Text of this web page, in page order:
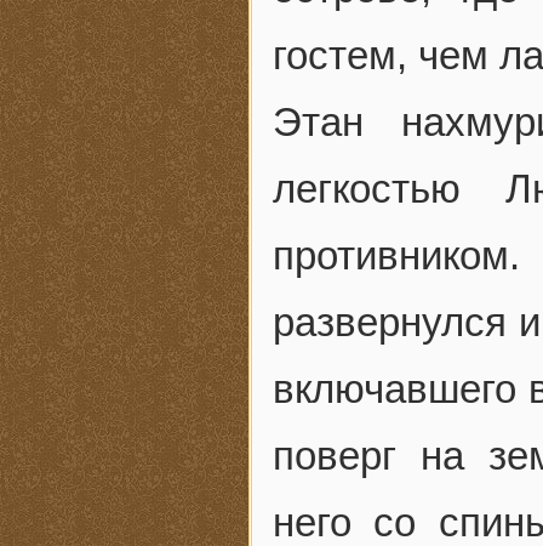
гостем, чем
Этан
легкостью
развернулся
включавшего
поверг на
него со